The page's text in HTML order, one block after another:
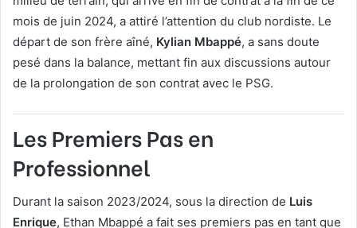
mois de juin 2024, a attiré l’attention du club nordiste. Le
départ de son frère aîné, Kylian Mbappé, a sans doute
pesé dans la balance, mettant fin aux discussions autour
de la prolongation de son contrat avec le PSG.
Les Premiers Pas en
Professionnel
Durant la saison 2023/2024, sous la direction de Luis
Enrique, Ethan Mbappé a fait ses premiers pas en tant que